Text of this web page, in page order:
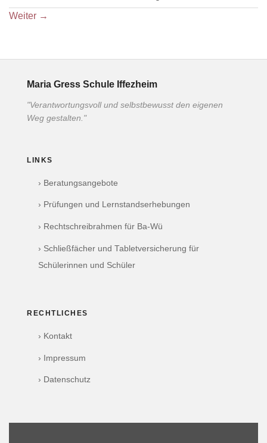
Weiter →
Maria Gress Schule Iffezheim
"Verantwortungsvoll und selbstbewusst den eigenen
Weg gestalten."
LINKS
› Beratungsangebote
› Prüfungen und Lernstandserhebungen
› Rechtschreibrahmen für Ba-Wü
› Schließfächer und Tabletversicherung für
Schülerinnen und Schüler
RECHTLICHES
› Kontakt
› Impressum
› Datenschutz